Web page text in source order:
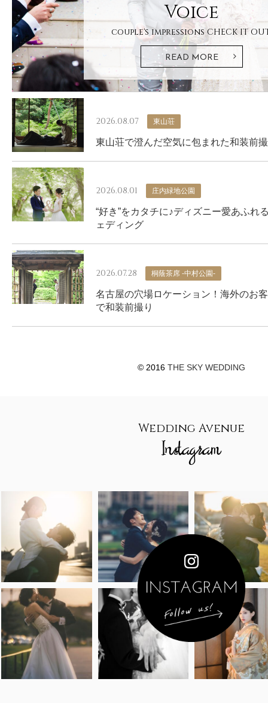
Voice
couple's impressionsCHECK IT
READ MORE
2026.08.07 東山荘
東山荘で澄んだ空気に包まれた和装前
2026.08.01 庄内緑地公園
“好き”をカタチに♪ディズニー愛あふれ
ェディング
2026.07.28 桐蔭茶席 -中村公園-
名古屋の穴場ロケーション！海外のお
で和装前撮り
© 2016 THE SKY WEDDING
Wedding Avenue
Instagram